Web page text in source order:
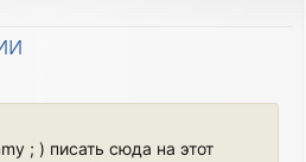
; ) писать сюда на этот